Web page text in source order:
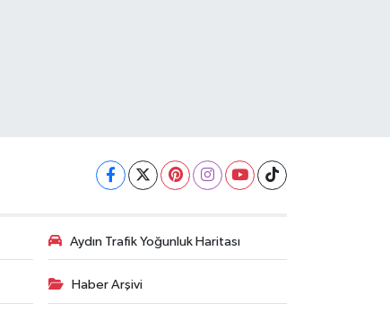
Aydın Trafik Yoğunluk Haritası
Haber Arşivi